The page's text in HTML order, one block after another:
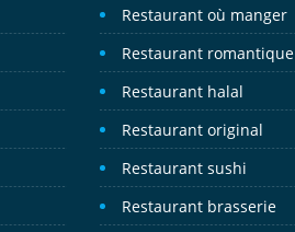
Restaurant où manger
Restaurant romantique
Restaurant halal
Restaurant original
Restaurant sushi
Restaurant brasserie